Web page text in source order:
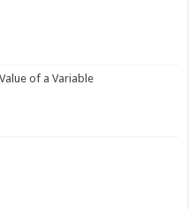
of a Variable